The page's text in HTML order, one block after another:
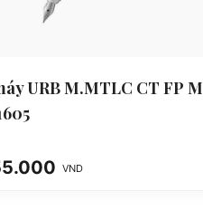
URB M.MTLC CT FP M
VND